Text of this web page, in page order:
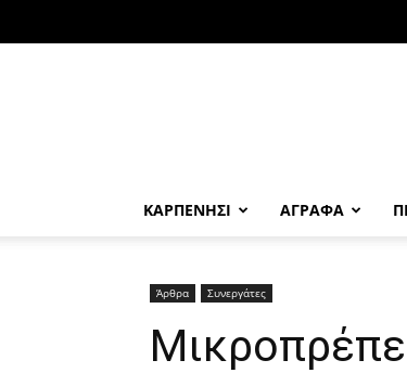
ΚΑΡΠΕΝΗΣΙ ΑΓΡΑΦΑ
Άρθρα Συνεργάτες